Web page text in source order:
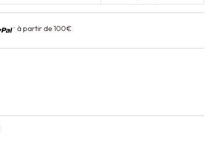
à partir de 100€